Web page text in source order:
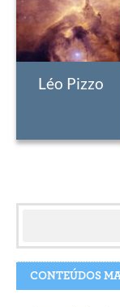
Léo Pizzo
CONTEÚDOS